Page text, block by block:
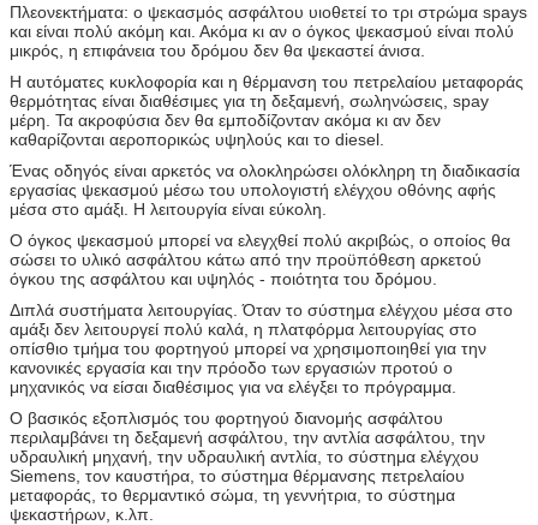
Πλεονεκτήματα: ο ψεκασμός ασφάλτου υιοθετεί το τρι στρώμα spays
και είναι πολύ ακόμη και. Ακόμα κι αν ο όγκος ψεκασμού είναι πολύ
μικρός, η επιφάνεια του δρόμου δεν θα ψεκαστεί άνισα.
Η αυτόματες κυκλοφορία και η θέρμανση του πετρελαίου μεταφοράς
θερμότητας είναι διαθέσιμες για τη δεξαμενή, σωληνώσεις, spay
μέρη. Τα ακροφύσια δεν θα εμποδίζονταν ακόμα κι αν δεν
καθαρίζονται αεροπορικώς υψηλούς και το diesel.
Ένας οδηγός είναι αρκετός να ολοκληρώσει ολόκληρη τη διαδικασία
εργασίας ψεκασμού μέσω του υπολογιστή ελέγχου οθόνης αφής
μέσα στο αμάξι. Η λειτουργία είναι εύκολη.
Ο όγκος ψεκασμού μπορεί να ελεγχθεί πολύ ακριβώς, ο οποίος θα
σώσει το υλικό ασφάλτου κάτω από την προϋπόθεση αρκετού
όγκου της ασφάλτου και υψηλός - ποιότητα του δρόμου.
Διπλά συστήματα λειτουργίας. Όταν το σύστημα ελέγχου μέσα στο
αμάξι δεν λειτουργεί πολύ καλά, η πλατφόρμα λειτουργίας στο
οπίσθιο τμήμα του φορτηγού μπορεί να χρησιμοποιηθεί για την
κανονικές εργασία και την πρόοδο των εργασιών προτού ο
μηχανικός να είσαι διαθέσιμος για να ελέγξει το πρόγραμμα.
Ο βασικός εξοπλισμός του φορτηγού διανομής ασφάλτου
περιλαμβάνει τη δεξαμενή ασφάλτου, την αντλία ασφάλτου, την
υδραυλική μηχανή, την υδραυλική αντλία, το σύστημα ελέγχου
Siemens, τον καυστήρα, το σύστημα θέρμανσης πετρελαίου
μεταφοράς, το θερμαντικό σώμα, τη γεννήτρια, το σύστημα
ψεκαστήρων, κ.λπ.